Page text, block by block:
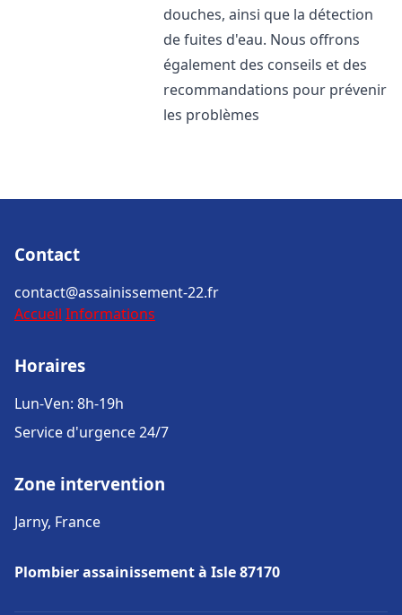
douches, ainsi que la détection
de fuites d'eau. Nous offrons
également des conseils et des
recommandations pour prévenir
les problèmes
Contact
contact@assainissement-22.fr
Accueil Informations
Horaires
Lun-Ven: 8h-19h
Service d'urgence 24/7
Zone intervention
Jarny, France
Plombier assainissement à Isle 87170